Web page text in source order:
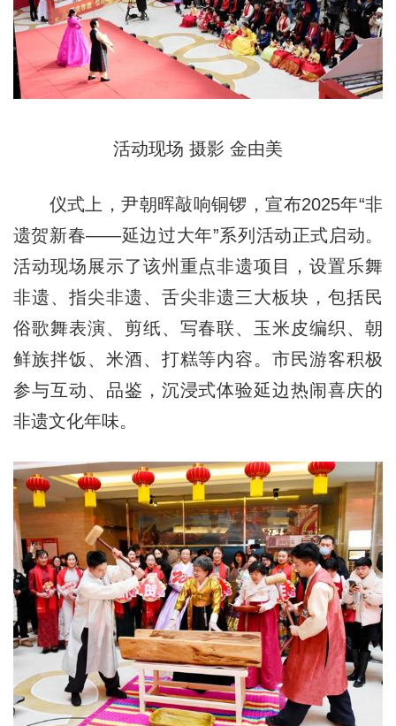
活动现场 摄影 金由美
仪式上，尹朝晖敲响铜锣，宣布2025年“非
遗贺新春——延边过大年”系列活动正式启动。
活动现场展示了该州重点非遗项目，设置乐舞
非遗、指尖非遗、舌尖非遗三大板块，包括民
俗歌舞表演、剪纸、写春联、玉米皮编织、朝
鲜族拌饭、米酒、打糕等内容。市民游客积极
参与互动、品鉴，沉浸式体验延边热闹喜庆的
非遗文化年味。